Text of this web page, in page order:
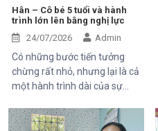
ông Bernard Kervyn, đại diện
Mekong Plus, trong chuyến
công tác tại xã Tánh Linh, Bắc
Ruộng và Hàm Kiệm, tỉnh
Lâm Đồng.
Hân – Cô bé 5 tuổi và hành
trình lớn lên bằng nghị lực
24/07/2026
Admin
Có những bước tiến tưởng
chừng rất nhỏ, nhưng lại là cả
một hành trình dài của sự
vọng. Hân, cô bé 5 tuổi với nụ